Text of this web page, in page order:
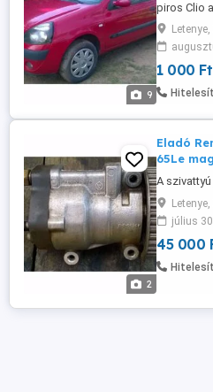
9
piros Clio
ajtóshoz
fekete
kell de van
pótkerék
van.
1 000 Ft
2
Eladó
65Le
A
július 30
45 000